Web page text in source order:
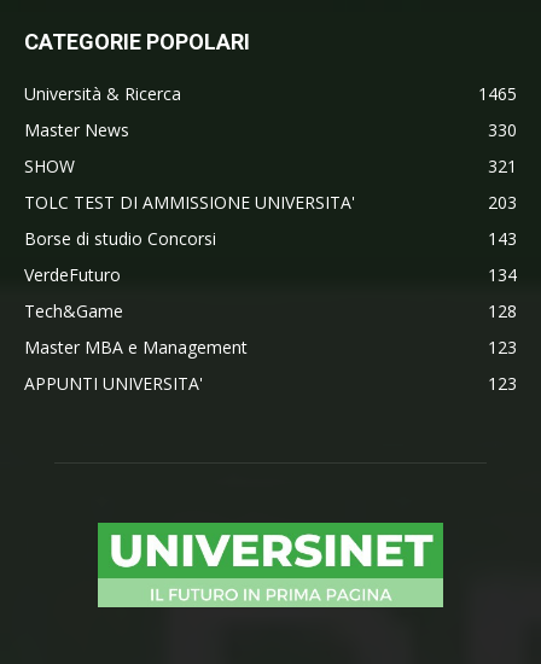
CATEGORIE POPOLARI
Università & Ricerca
1465
Master News
330
SHOW
321
TOLC TEST DI AMMISSIONE UNIVERSITA'
203
Borse di studio Concorsi
143
VerdeFuturo
134
Tech&Game
128
Master MBA e Management
123
APPUNTI UNIVERSITA'
123